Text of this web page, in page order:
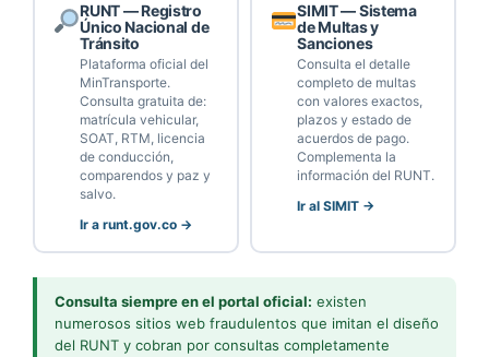
RUNT — Registro
Único Nacional de
Tránsito
Plataforma oficial del
MinTransporte.
Consulta gratuita de:
matrícula vehicular,
SOAT, RTM, licencia
de conducción,
comparendos y paz y
salvo.
Ir a runt.gov.co →
SIMIT — Sistema
de Multas y
Sanciones
Consulta el detalle
completo de multas
con valores exactos,
plazos y estado de
acuerdos de pago.
Complementa la
información del RUNT.
Ir al SIMIT →
Consulta siempre en el portal oficial: existen
numerosos sitios web fraudulentos que imitan el diseño
del RUNT y cobran por consultas completamente